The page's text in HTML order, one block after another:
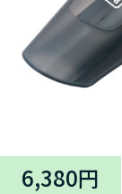
6,380円